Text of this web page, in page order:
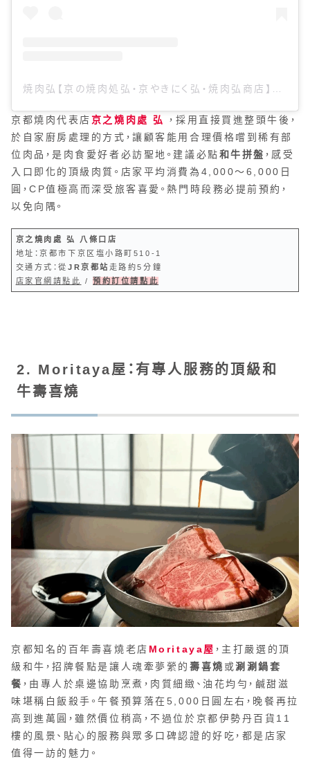
京都燒肉代表店京之燒肉處 弘
，採用直接買進整頭牛後，
於自家廚房處理的方式，讓顧客能用合理價格嚐到稀有部
位肉品，是肉食愛好者必訪聖地。建議必點和牛拼盤 ，感受
入口即化的頂級肉質。店家平均消費為4,000～6,000日
圓，CP值極高而深受旅客喜愛。熱門時段務必提前預約，
以免向隅。
京之燒肉處 弘 八條口店
地址：京都市下京区塩小路町510-1
交通方式：從 JR京都站走路約5分鐘
店家官網請點此
/預約訂位請點此
2. Moritaya屋：有專人服務的頂級和
牛壽喜燒
京都知名的百年壽喜燒老店 Moritaya屋 ，主打嚴選的頂
級和牛，招牌餐點是讓人魂牽夢縈的 壽喜燒 或涮涮鍋套
餐 ，由專人於桌邊協助烹煮，肉質細緻、油花均勻，鹹甜滋
味堪稱白飯殺手。午餐預算落在5,000日圓左右，晚餐再拉
高到進萬圓，雖然價位稍高，不過位於京都伊勢丹百貨11
樓的風景、貼心的服務與眾多口碑認證的好吃，都是店家
值得一訪的魅力。